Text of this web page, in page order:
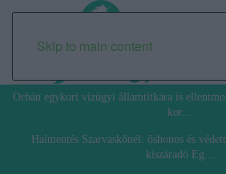
Skip to main content
Orbán egykori vízügyi államtitkára is
kor...
Halmentés Szarvaskőnél: őshonos és
kiszáradó Eg...